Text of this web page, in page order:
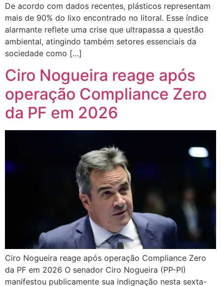
De acordo com dados recentes, plásticos representam
mais de 90% do lixo encontrado no litoral. Esse índice
alarmante reflete uma crise que ultrapassa a questão
ambiental, atingindo também setores essenciais da
sociedade como […]
Ciro Nogueira reage após
operação Compliance Zero
da PF em 2026
Ciro Nogueira reage após operação Compliance Zero
da PF em 2026 O senador Ciro Nogueira (PP-PI)
manifestou publicamente sua indignação nesta sexta-